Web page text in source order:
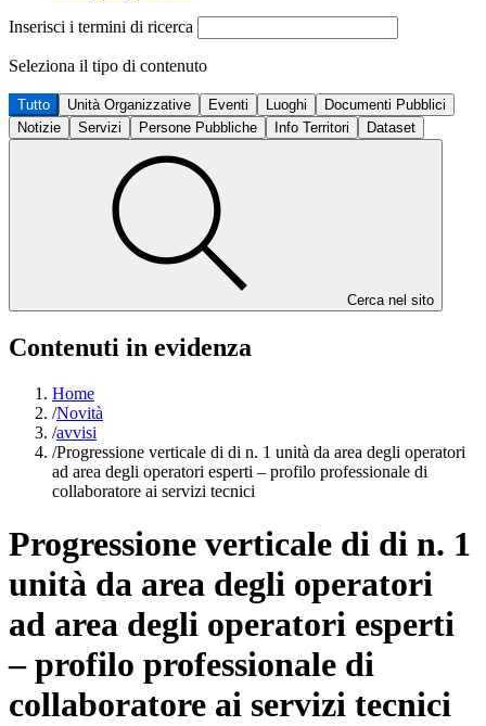
Inserisci i termini di ricerca
Seleziona il tipo di contenuto
Tutto Unità Organizzative Eventi Luoghi
Documenti Pubblici
Notizie
Servizi Persone Pubbliche Info Territori Dataset
Cerca nel sito
Contenuti in evidenza
Home
/Novità
/avvisi
/Progressione verticale di di n. 1 unità da area degli operatori
ad area degli operatori esperti – profilo professionale di
collaboratore ai servizi tecnici
Progressione verticale di di n. 1
unità da area degli operatori
ad area degli operatori esperti
– profilo professionale di
collaboratore ai servizi tecnici